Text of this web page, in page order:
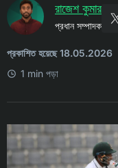
রাজেশ কুমার
প্রধান সম্পাদক
প্রকাশিত হয়েছে 18.05.2026
1 min পড়া